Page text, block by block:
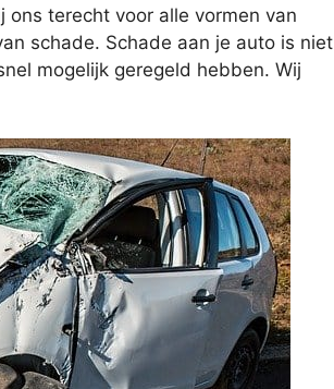
ons terecht voor alle vormen van
schade. Schade aan je auto is niet
mogelijk geregeld hebben. Wij